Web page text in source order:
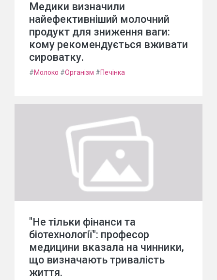
Медики визначили
найефективніший молочний
продукт для зниження ваги:
кому рекомендується вживати
сироватку.
#Молоко #Організм #Печінка
"Не тільки фінанси та
біотехнології": професор
медицини вказала на чинники,
що визначають тривалість
життя.